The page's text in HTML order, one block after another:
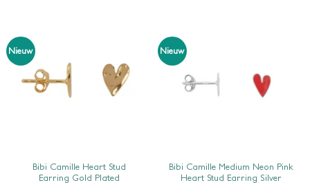
Nieuw
Bibi Camille Heart Stud
Earring Gold Plated
Nieuw
Bibi Camille Medium Neon Pink
Heart Stud Earring Silver